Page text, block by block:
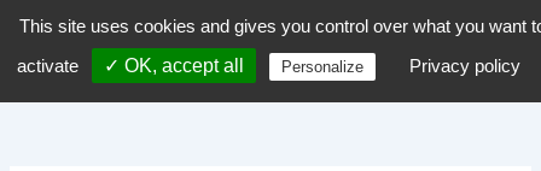
contenu
dZiGue
This site uses cookies and gives you control over what you want
activate
✓ OK, accept all Personalize Privacy policy